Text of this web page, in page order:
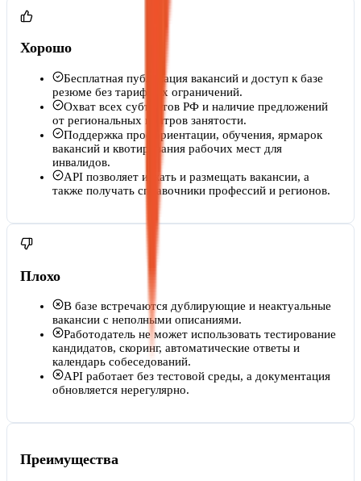
Хорошо
Бесплатная публикация вакансий и доступ к базе
резюме без тарифных ограничений.
Охват всех субъектов РФ и наличие предложений
от региональных центров занятости.
Поддержка профориентации, обучения, ярмарок
вакансий и квотирования рабочих мест для
инвалидов.
API позволяет искать и размещать вакансии, а
также получать справочники профессий и регионов.
Плохо
В базе встречаются дублирующие и неактуальные
вакансии с неполными описаниями.
Работодатель не может использовать тестирование
кандидатов, скоринг, автоматические ответы и
календарь собеседований.
API работает без тестовой среды, а документация
обновляется нерегулярно.
Преимущества